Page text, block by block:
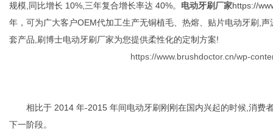
规模,同比增长 10%,三年复合增长率达 40%。 电动牙刷厂家https://
年，可为广大客户OEM代加工生产无铜植毛、热熔、贴片电动牙刷,
套产品,刷博士电动牙刷厂家为您提供柔性化的定制方案!
https://www.brushdoctor.cn/wp-
相比于 2014 年-2015 年间电动牙刷刚刚在国内兴起的时候,消费
下一阶段。